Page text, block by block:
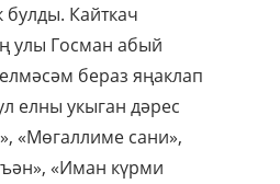
булды. Кайткач
улы Госман абый
бераз яңаклап
елны укыган дәрес
«Мөгаллиме сани»,
«Иман күрми